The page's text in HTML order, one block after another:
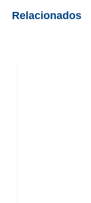
Relacionados